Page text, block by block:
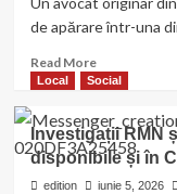
ECOAQUA
zilnic
grijile
bucuriile
pe
care
îi
formează”
de apărare într-una
Read MoreRead
more
Avocat
originar
din
Călărași,
Local Social
Investigații RMN
disponibile și în
edition iunie 5, 2026